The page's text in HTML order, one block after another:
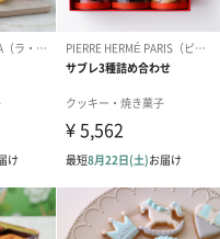
で、お取り扱いにご注意くだ